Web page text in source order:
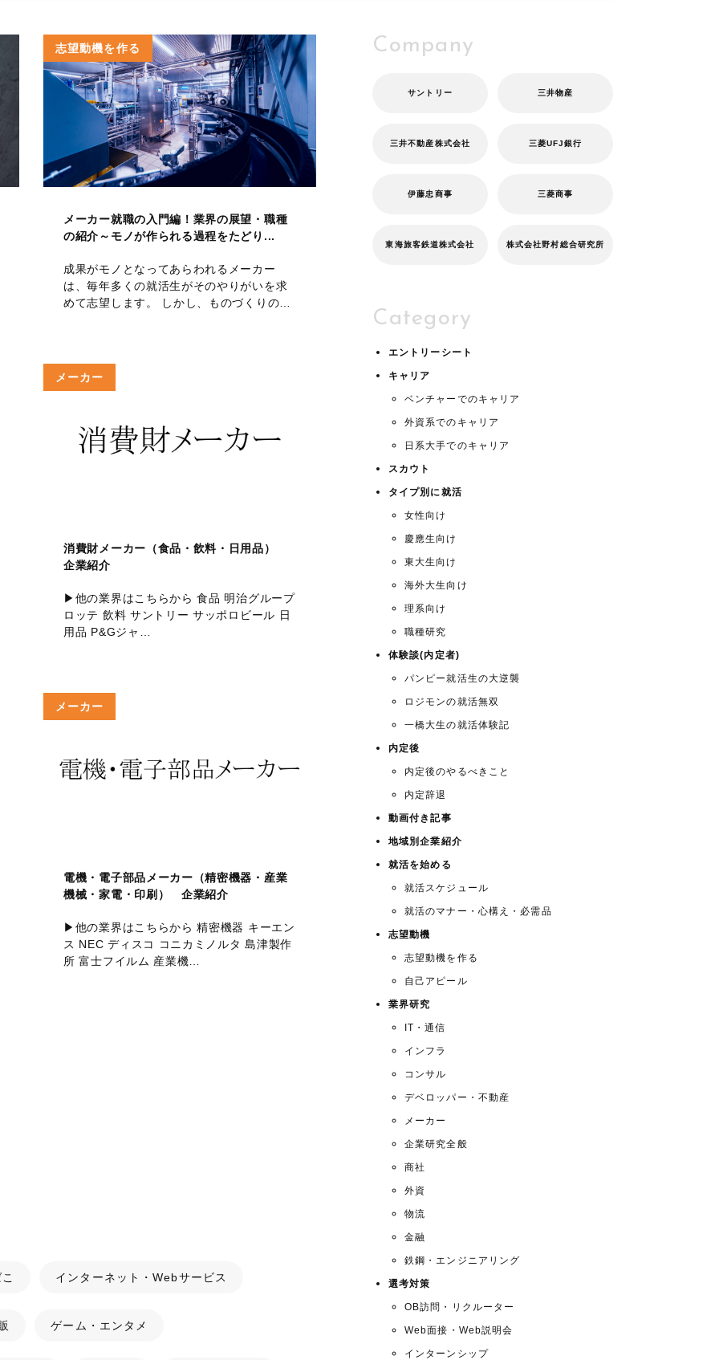
志望動機を作る
メーカー就職の入門編！業界の展望・職種
の紹介～モノが作られる過程をたどり...
成果がモノとなってあらわれるメーカー
は、毎年多くの就活生がそのやりがいを求
めて志望します。 しかし、ものづくりの…
メーカー
消費財メーカー（食品・飲料・日用品）
企業紹介
▶他の業界はこちらから 食品 明治グループ
ロッテ 飲料 サントリー サッポロビール 日
用品 P&Gジャ…
メーカー
電機・電子部品メーカー（精密機器・産業
機械・家電・印刷） 企業紹介
▶他の業界はこちらから 精密機器 キーエン
ス NEC ディスコ コニカミノルタ 島津製作
所 富士フイルム 産業機…
インターネット・Webサービス
ゲーム・エンタメ
Company
サントリー 三井物産
三井不動産株式会社 三菱UFJ銀行
伊藤忠商事 三菱商事
東海旅客鉄道株式会社 株式会社野村総合研究所
Category
エントリーシート
キャリア
ベンチャーでのキャリア
外資系でのキャリア
日系大手でのキャリア
スカウト
タイプ別に就活
女性向け
慶應生向け
東大生向け
海外大生向け
理系向け
職種研究
体験談(内定者)
パンピー就活生の大逆襲
ロジモンの就活無双
一橋大生の就活体験記
内定後
内定後のやるべきこと
内定辞退
動画付き記事
地域別企業紹介
就活を始める
就活スケジュール
就活のマナー・心構え・必需品
志望動機
志望動機を作る
自己アピール
業界研究
IT・通信
インフラ
コンサル
デベロッパー・不動産
メーカー
企業研究全般
商社
外資
物流
金融
鉄鋼・エンジニアリング
選考対策
OB訪問・リクルーター
Web面接・Web説明会
インターンシップ